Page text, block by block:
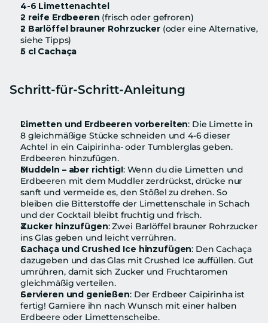
4-6 Limettenachtel
2 reife Erdbeeren (frisch oder gefroren)
2 Barlöffel brauner Rohrzucker (oder eine Alternative,
siehe Tipps)
5 cl Cachaça
Schritt-für-Schritt-Anleitung
Limetten und Erdbeeren vorbereiten: Die Limette in
8 gleichmäßige Stücke schneiden und 4-6 dieser
Achtel in ein Caipirinha- oder Tumblerglas geben.
Erdbeeren hinzufügen.
Muddeln – aber richtig!: Wenn du die Limetten und
Erdbeeren mit dem Muddler zerdrückst, drücke nur
sanft und vermeide es, den Stößel zu drehen. So
bleiben die Bitterstoffe der Limettenschale in Schach
und der Cocktail bleibt fruchtig und frisch.
Zucker hinzufügen: Zwei Barlöffel brauner Rohrzucker
ins Glas geben und leicht verrühren.
Cachaça und Crushed Ice hinzufügen: Den Cachaça
dazugeben und das Glas mit Crushed Ice auffüllen. Gut
umrühren, damit sich Zucker und Fruchtaromen
gleichmäßig verteilen.
Servieren und genießen: Der Erdbeer Caipirinha ist
fertig! Garniere ihn nach Wunsch mit einer halben
Erdbeere oder Limettenscheibe.